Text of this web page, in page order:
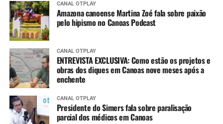
CANAL OTPLAY
Amazona canoense Martina Zoé fala sobre paixão
pelo hipismo no Canoas Podcast
CANAL OTPLAY
ENTREVISTA EXCLUSIVA: Como estão os projetos e
obras dos diques em Canoas nove meses após a
enchente
CANAL OTPLAY
Presidente do Simers fala sobre paralisação
parcial dos médicos em Canoas